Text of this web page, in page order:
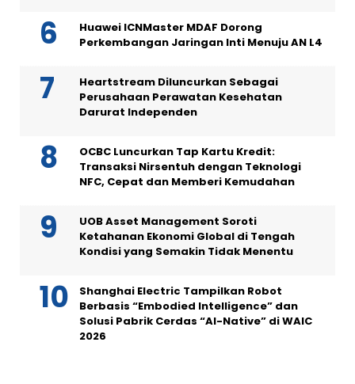
Huawei ICNMaster MDAF Dorong
Perkembangan Jaringan Inti Menuju AN L4
Heartstream Diluncurkan Sebagai
Perusahaan Perawatan Kesehatan
Darurat Independen
OCBC Luncurkan Tap Kartu Kredit:
Transaksi Nirsentuh dengan Teknologi
NFC, Cepat dan Memberi Kemudahan
UOB Asset Management Soroti
Ketahanan Ekonomi Global di Tengah
Kondisi yang Semakin Tidak Menentu
Shanghai Electric Tampilkan Robot
Berbasis “Embodied Intelligence” dan
Solusi Pabrik Cerdas “AI-Native” di WAIC
2026